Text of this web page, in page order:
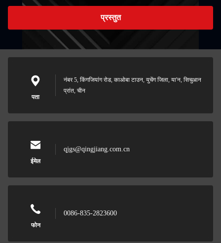
प्रस्तुत
पता
नंबर 5, किंगजियांग रोड, काओबा टाउन, युचेंग जिला, या'न, सिचुआन
प्रांत, चीन
ईमेल
qjgs@qingjiang.com.cn
फोन
0086-835-2823600